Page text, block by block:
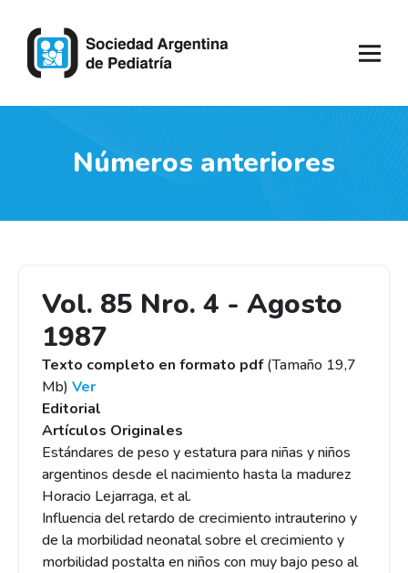
Números anteriores
Vol. 85 Nro. 4 - Agosto
1987
Texto completo en formato pdf(Tamaño 19,7
Mb) Ver
Editorial
Artículos Originales
Estándares de peso y estatura para niñas y niños
argentinos desde el nacimiento hasta la madurez
Horacio Lejarraga, et al.
Influencia del retardo de crecimiento intrauterino y
de la morbilidad neonatal sobre el crecimiento y
morbilidad postalta en niños con muy bajo peso al